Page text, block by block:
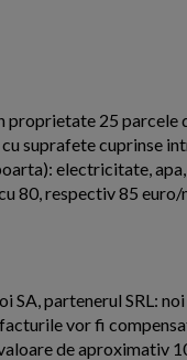
25 parcele
suprafete cuprinse
electricitate, apa,
80, respectiv 85 euro/
SA, partenerul SRL:
vor fi
de aproximativ